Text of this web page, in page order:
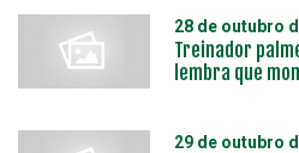
28 de outubro
Treinador
lembra que
29 de outubro